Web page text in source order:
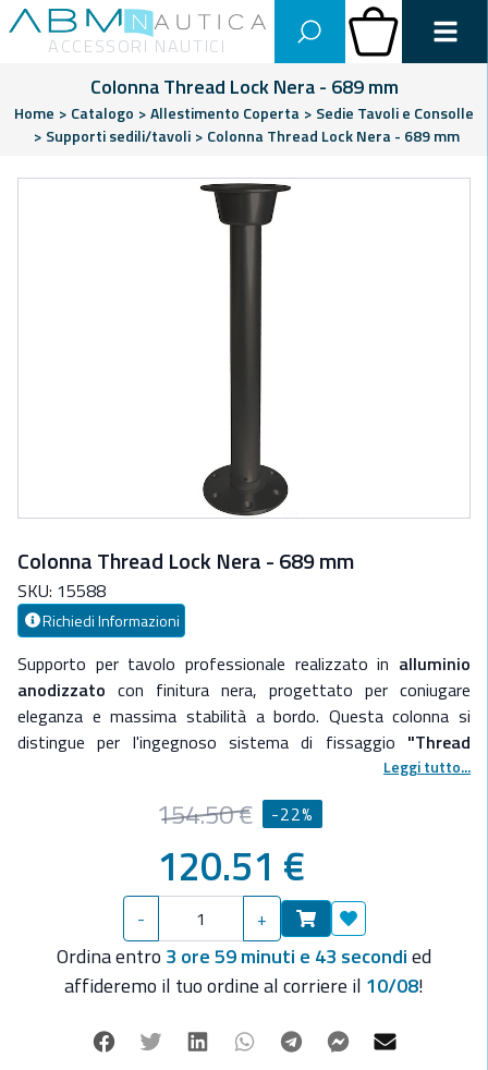
Abm Nautica
ACCESSORI NAUTICI
Carrello
Colonna Thread Lock Nera - 689 mm
Home > Catalogo >Allestimento Coperta > Sedie Tavoli e Consolle
> Supporti sedili/tavoli > Colonna Thread Lock Nera - 689 mm
Colonna Thread Lock Nera - 689 mm
SKU: 15588
Richiedi Informazioni
Supporto per tavolo professionale realizzato in alluminio
anodizzato con finitura nera, progettato per coniugare
eleganza e massima stabilità a bordo. Questa colonna si
distingue per l'ingegnoso sistema di fissaggio "Thread
, che permette di avvitare saldamente lo stelo alla base
tramite una filettatura rinforzata, garantendo una struttura
estremamente stabile e priva di oscillazioni.
progettata per un'installazione semplificata
si fissa direttamente sopra il pagliolo, evitando fori profondi
nella struttura dell'imbarcazione. Con una sporgenza di soli
, la base risulta sicura e calpestabile anche quando la
colonna viene rimossa.
Specifiche Tecniche:
Diametro colonna:
60 mm
Fisso
Leggi tutto...
154.50 € -22%
120.51 €
- + Aggiungi ai
Ordina entro 3 ore 59 minuti e 43 secondied
affideremo il tuo ordine al corriere il 10/08!
Facebook
Twitter LinkedinWhatsappTelegramFacebook